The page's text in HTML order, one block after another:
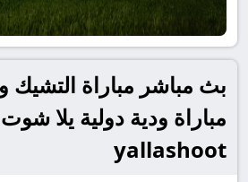
بث مباشر مباراة التشيك
مباراة ودية دولية يلا
yallashoot